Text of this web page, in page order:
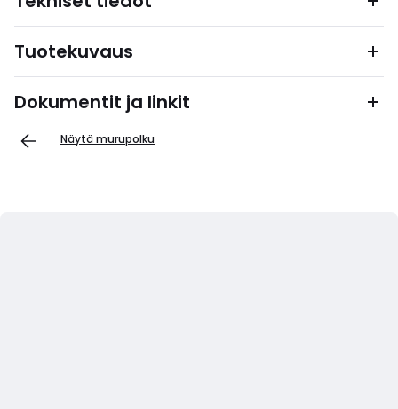
Tuotekuvaus
Dokumentit ja linkit
Näytä murupolku